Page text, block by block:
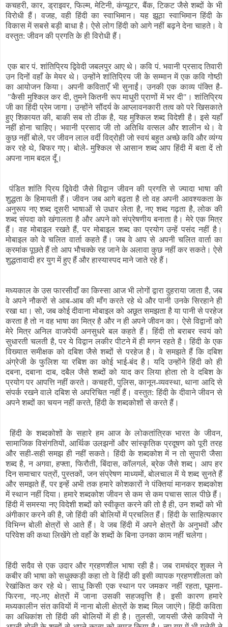
कचहरी, कार, ड्राइवर, फिल्म, मेटिनी, कंप्यूटर, बैंक, टिकट जैसे शब्दों के भी
विरोधी हैं। वजह, वही हिंदी का स्वाभिमान। यह झूठा स्वाभिमान हिंदी के
विकास में सबसे बड़ी बाधा है। ऐसे लोग हिंदी को आगे नहीं बढ़ने देना चाहते। वे
वस्तुत: जीवन की प्रगति के ही विरोधी हैं।
एक बार पं. शांतिप्रिय द्विवेदी जबलपुर आए थे। कवि पं. भवानी प्रसाद तिवारी
उन दिनों वहाँ के मेयर थे। उन्होंने शांतिप्रिय जी के सम्मान में एक कवि गोष्ठी
का आयोजन किया। अपनी कविताएँ भी सुनाईं। उनकी एक काव्य पंक्ति है-
"कैसी मुश्किल कर दी, तुमने कितनी रूप माधुरी प्राणों में भर दी"। शांतिप्रिय
जी का हिंदी प्रेम जागा। उन्होंने सौंदर्य के आप्लावनकारी तत्व को परे खिसकाते
हुए शिकायत की, बाकी सब तो ठीक है, यह मुश्किल शब्द विदेशी है। इसे यहाँ
नहीं होना चाहिए। भवानी प्रसाद जी तो अतिथि वत्सल और शालीन थे। वे
कुछ नहीं बोले, पर जीवन लाल वर्दी विद्रोही जो स्वयं बहुत अच्छे कवि और व्यंग्य
कर रहे थे, बिफर गए। बोले- मुश्किल से आसान शब्द आप हिंदी में बता दें तो
अपना नाम बदल दूँ।
पंडित शांति प्रिय द्विवेदी जैसे विद्वान जीवन की प्रगति से ज्यादा भाषा की
शुद्धता के हिमायती हैं। जीवन जब आगे बढ़ता है तो वह अपनी आवश्यकता के
अनुरूप नए शब्द दूसरी भाषाओं से उधार लेता है, नए शब्द गढ़ता है, लोक की
शब्द संपदा को खंगालता है और अपने को संप्रेषणीय बनाता है। मेरे एक मित्र
हैं। वह मोबाइल रखते हैं, पर मोबाइल शब्द का प्रयोग उन्हें पसंद नहीं है।
मोबाइल को वे चलित वार्ता कहते हैं। जब वे आप से अपनी चलित वार्ता का
क्रमांक पूछते हैं तो आप भौचक्के रह जाने के अलावा कुछ नहीं कर सकते। ऐसे
शुद्धतावादी हर युग में हुए हैं और हास्यास्पद माने जाते रहे हैं।
मध्यकाल के उस फारसीदाँ का किस्सा आज भी लोगों द्वारा दुहराया जाता है, जब
वे अपने नौकरों से आब-आब की माँग करते रहे थे और पानी उनके सिरहाने ही
रखा था। सो, जब कोई दीवाना मोबाइल को अछूत समझता है या पानी से परहेज
करता है तो न वह भाषा का मित्र है और न ही अपने जीवन का। ऐसे विद्वानों को
मेरे मित्र अनिल वाजपेयी अनसुधरे बल कहते हैं। हिंदी तो बराबर स्वयं को
सुधारती चलती है, पर ये विद्वान लकीर पीटने में ही मगन रहते है। हिंदी के एक
विख्यात समीक्षक को दबिश जैसे शब्दों से परहेज है। वे समझते हैं कि दबिश
अंग्रेजी के फुलिश या रबिश का कोई भाई-बंद है। यदि उन्होंने हिंदी को ही
दबना, दबाना दाब, दबैल जैसे शब्दों को याद कर लिया होता तो वे दबिश के
प्रयोग पर आपत्ति नहीं करते। कचहरी, पुलिस, कानून-व्यवस्था, थाना आदि से
संपर्क रखने वाले दबिश से अपरिचित नहीं हैं। वस्तुत: हिंदी के दीवाने जीवन से
अपने शब्दों का चयन नहीं करते, हिंदी के शब्दकोशों से करते हैं।
हिंदी के शब्दकोशों के सहारे हम आज के लोकतांत्रिक भारत के जीवन,
सामाजिक विसंगतियों, आर्थिक उलझनों और सांस्कृतिक प्रदूषण को पूरी तरह
और सही-सही समझ ही नहीं सकते। हिंदी के शब्दकोश में न तो सुपारी जैसा
शब्द है, न अगवा, हफ्ता, फिरौती, बिंदास, कॉलगर्ल, ब्रेक जैसे शब्द। आप हर
दिन समाचार पत्रों, पुस्तकों, जन संप्रेषण माध्यमों, बोलचाल में ये शब्द सुनते हैं
और समझते हैं, पर इन्हें अभी तक हमारे कोशकारों ने पंक्तियां मानकर शब्दकोश
में स्थान नहीं दिया। हमारे शब्दकोश जीवन से कम से कम पचास साल पीछे हैं।
हिंदी में समस्या नए विदेशी शब्दों को स्वीकृत करने की तो है ही, उन शब्दों को भी
अंगीकार करने की है, जो हिंदी की बोलियों में प्रचलित हैं। हिंदी के साहित्यकार
विभिन्न बोली क्षेत्रों से आते हैं। वे जब हिंदी में अपने क्षेत्रों के अनुभवों और
परिवेश की कथा लिखेंगे तो वहाँ के शब्दों के बिना उनका काम नहीं चलेगा।
हिंदी सदैव से एक उदार और ग्रहणशील भाषा रही है। जब रामचंद्र शुक्ल ने
कबीर की भाषा को सधुक्कड़ी कहा तो वे हिंदी की इसी व्यापक ग्रहणशीलता को
रेखांकित कर रहे थे। साधु किसी एक स्थान पर जमकर नहीं रहता, घूमना-
फिरना, नए-नए क्षेत्रों में जाना उसकी सहजवृत्ति है। इसी कारण हमारे
मध्यकालीन संत कवियों में नाना बोली क्षेत्रों के शब्द मिल जाएंगे। हिंदी कविता
का अधिकांश तो हिंदी की बोलियों में ही है। तुलसी, जायसी जैसे कवियों ने